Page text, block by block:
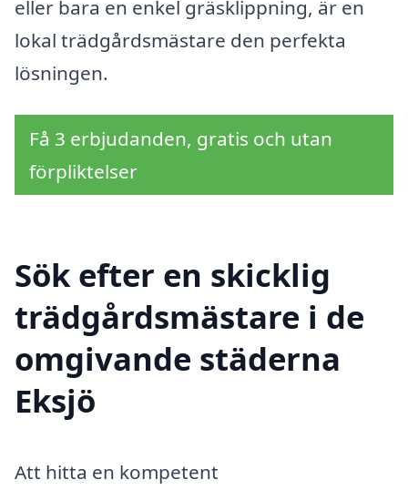
eller bara en enkel gräsklippning, är en
lokal trädgårdsmästare den perfekta
lösningen.
Få 3 erbjudanden, gratis och utan
förpliktelser
Sök efter en skicklig
trädgårdsmästare i de
omgivande städerna
Eksjö
Att hitta en kompetent